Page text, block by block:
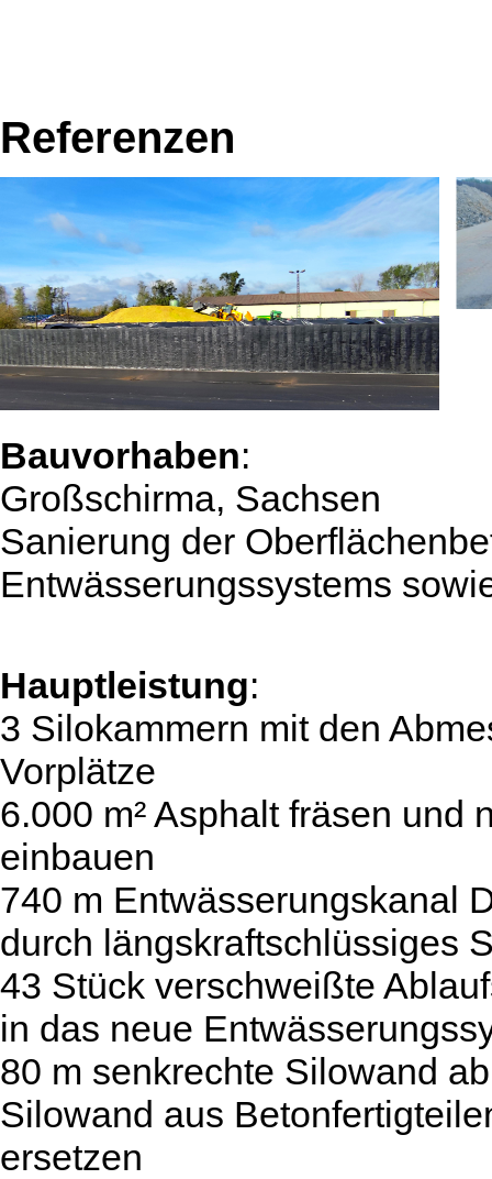
Referenzen
Bauvorhaben:
Großschirma, Sachsen
Sanierung der
Entwässerungssystems
Hauptleistung:
3 Silokammern mit den
Vorplätze
6.000 m² Asphalt fräsen und
einbauen
740 m Entwässerungskanal
durch längskraftschlüssiges
43 Stück verschweißte
in das neue
80 m senkrechte Silowand
Silowand aus
ersetzen